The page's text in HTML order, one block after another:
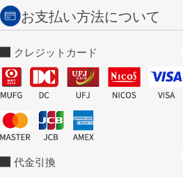
お支払い方法について
クレジットカード
代金引換